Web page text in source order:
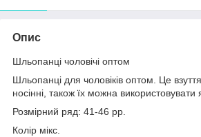
Опис
Шльопанці чоловічі оптом
Шльопанці для чоловіків оптом. Це
носінні, також їх можна використовувати
Розмірний ряд: 41-46 рр.
Колір мікс.